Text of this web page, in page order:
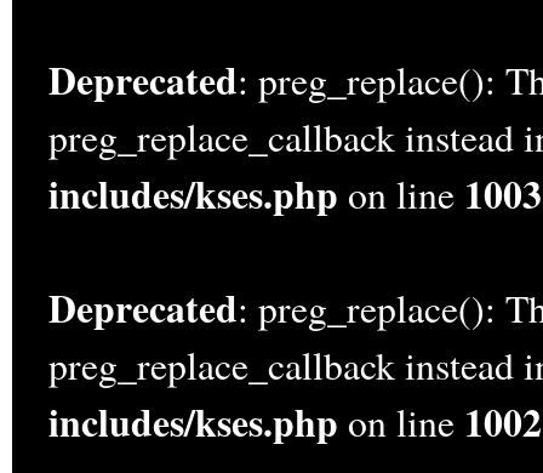
Deprecated: preg_replace():
preg_replace_callback instead
includes/kses.php on line 1003
Deprecated: preg_replace():
preg_replace_callback instead
includes/kses.php on line 1002